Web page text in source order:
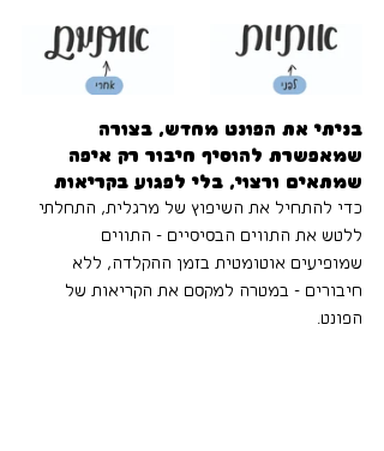
בניתי את הפונט מחדש, בצורה
שמאפשרת להוסיף חיבור רק איפה
שמתאים ורצוי, בלי לפגוע בקריאות
כדי להתחיל את השיפוץ של מרגלית, התחלתי
ללטש את התווים הבסיסיים - התווים
שמופיעים אוטומטית בזמן ההקלדה, ללא
חיבורים - במטרה למקסם את הקריאות של
הפונט.